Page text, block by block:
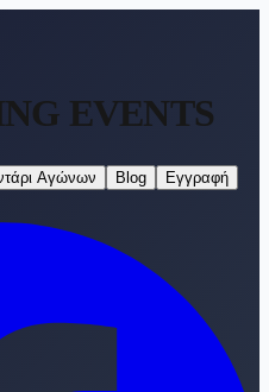
EVENTS
Αγώνων Blog
Εγγραφή